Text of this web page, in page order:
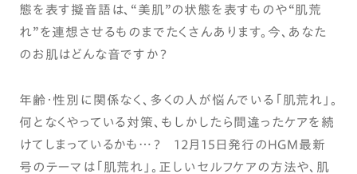
態を表す擬音語は、“美肌”の状態を表すものや“肌荒
れ”を連想させるものまでたくさんあります。今、あなた
のお肌はどんな音ですか？
年齢・性別に関係なく、多くの人が悩んでいる「肌荒れ」。
何となくやっている対策、もしかしたら間違ったケアを続
けてしまっているかも…？ 12月15日発行のHGM最新
号のテーマは「肌荒れ」。正しいセルフケアの方法や、肌